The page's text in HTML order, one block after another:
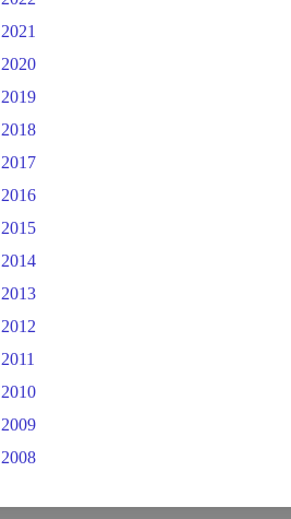
2021
2020
2019
2018
2017
2016
2015
2014
2013
2012
2011
2010
2009
2008